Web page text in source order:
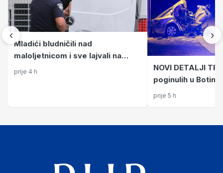
‹
Mladići bludničili nad
maloljetnicom i sve lajvali na
netu: "Stari te gleda u lajvu"
prije 4 h
NOVI DETALJI
poginulih u
poznato policiji,
prije 5 h
›